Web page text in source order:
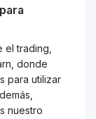
el trading,
donde
para utilizar
nuestro